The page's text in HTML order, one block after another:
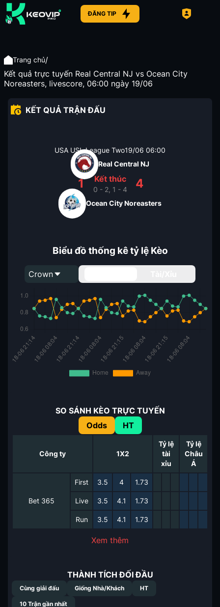
ĐĂNG TIP
Trang chủ/
Kết quả trực tuyến Real Central NJ vs Ocean City
Noreasters, livescore, 06:00 ngày 19/06
KẾT QUẢ TRẬN ĐẤU
USA USL League Two19/06 06:00
Real Central NJ
1 Kết thúc
0 - 2, 1 - 4 4
Ocean City Noreasters
Biểu đồ thống kê tỷ lệ Kèo
Crown
SO SÁNH KÈO TRỰC TUYẾN
Odds
HT
Công ty 1X2
Tỷ lệ
tài
xỉu
Tỷ lệ
Châu
Á
Bet 365
First 3.5 4 1.73
Live 3.5 4.1 1.73
Run 3.5 4.1 1.73
Xem thêm
THÀNH TÍCH ĐỐI ĐẦU
Cùng giải đấu Giống Nhà/Khách HT
10 Trận gần nhất